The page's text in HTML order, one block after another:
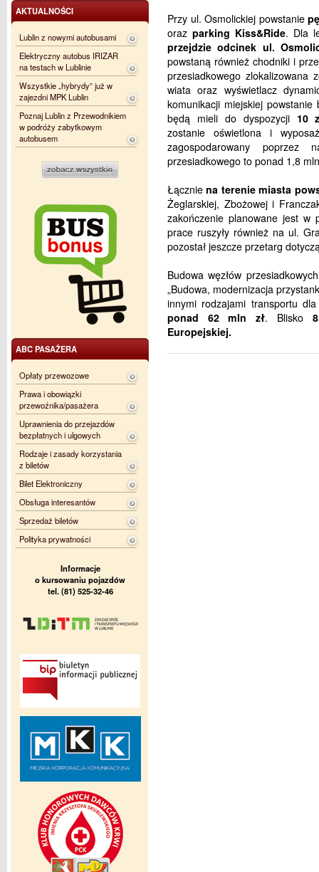
Przy ul. Osmolickiej powstanie
oraz parking Kiss&Ride. Dla
przejdzie odcinek ul.
powstaną również chodniki i
przesiadkowego zlokalizowana
wiata oraz wyświetlacz
komunikacji miejskiej
będą mieli do dyspozycji 10
zostanie oświetlona i
zagospodarowany poprzez
przesiadkowego to ponad 1,8
Łącznie na terenie miasta
Żeglarskiej, Zbożowej i
zakończenie planowane jest w
prace ruszyły również na ul.
pozostał jeszcze przetarg
Budowa węzłów
„Budowa, modernizacja
innymi rodzajami transportu
ponad 62 mln zł. Blisko
Europejskiej.
AKTUALNOŚCI
Lublin z nowymi autobusami
Elektryczny autobus IRIZAR
na testach w Lublinie
Wszystkie „hybrydy” już w
zajezdni MPK Lublin
Poznaj Lublin z Przewodnikiem
w podróży zabytkowym
autobusem
ABC PASAŻERA
Opłaty przewozowe
Prawa i obowiązki
przewoźnika/pasażera
Uprawnienia do przejazdów
bezpłatnych i ulgowych
Rodzaje i zasady korzystania
z biletów
Bilet Elektroniczny
Obsługa interesantów
Sprzedaż biletów
Polityka prywatności
Informacje
o kursowaniu pojazdów
tel. (81) 525-32-46